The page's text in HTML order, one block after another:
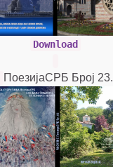
Download
ПоезијаСРБ Број 23.